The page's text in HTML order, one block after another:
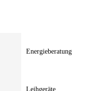
Energieberatung
Leihgeräte